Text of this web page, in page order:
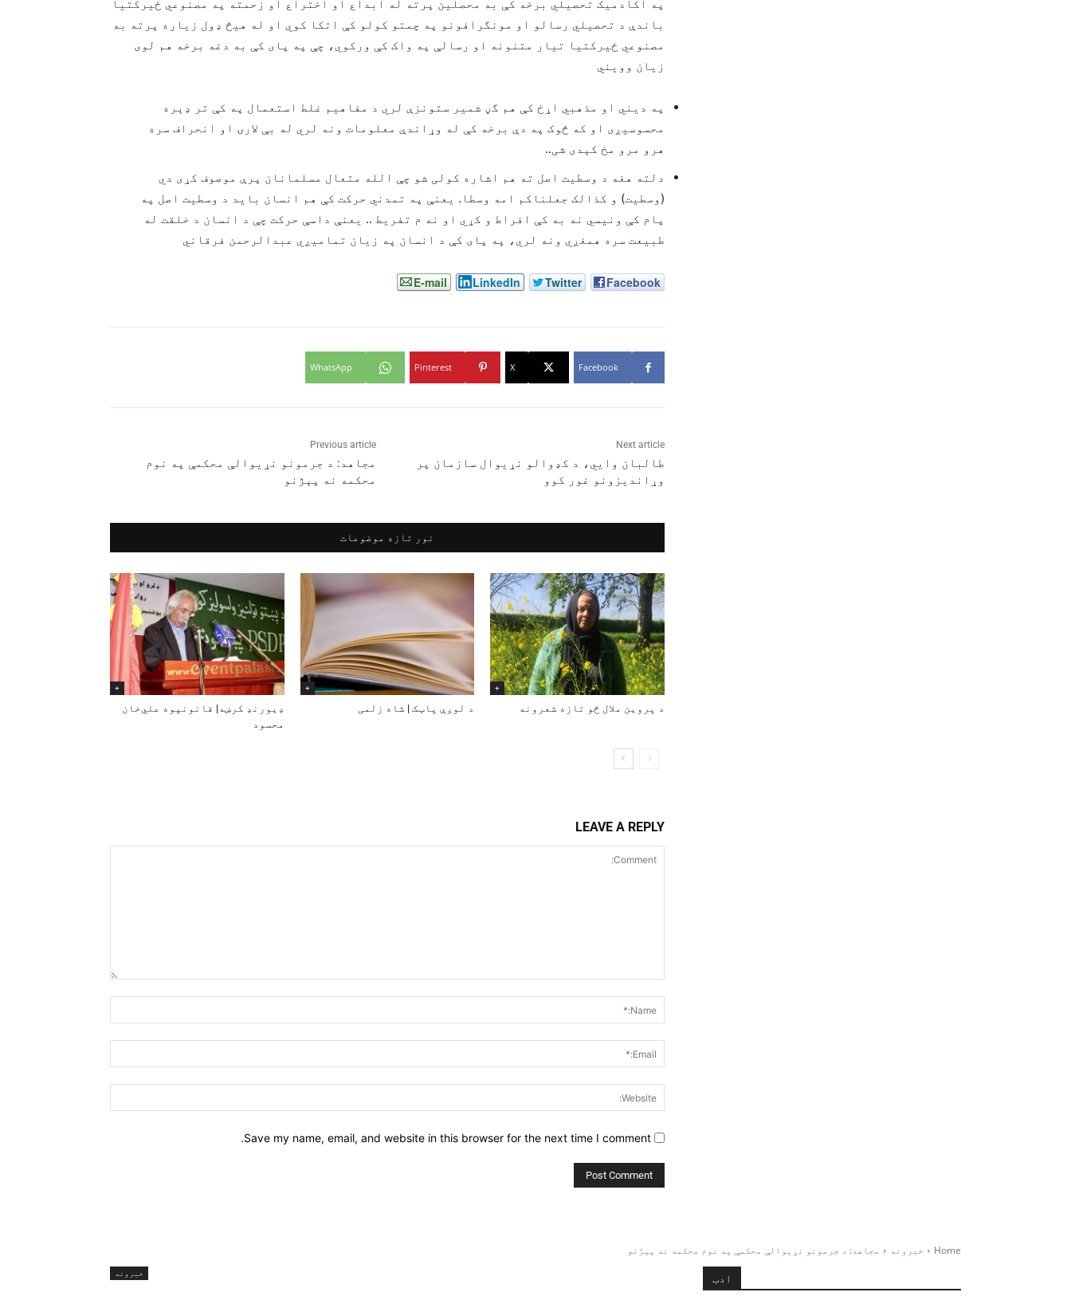
په اکادمیک تحصیلي برخه کې به محصلین پرته له ابداع او اختراع او زحمته په مصنوعي ځیرکتیا
باندې د تحصیلي رسالو او مونگرافونو په چمتو کولو کې اتکا کوي او له هیڅ ډول زیاره پرته به
مصنوعي ځیرکتیا تیار متنونه او رسالې په واک کې ورکوي، چې په پای کې به دغه برخه هم لوی
زیان وویني
په دیني او مذهبي اړخ کې هم گڼ شمیر ستونزې لري د مفاهیم غلط استعمال په کې تر ډېره
محسوسیږی او که څوک په دې برخه کې له وړاندې معلومات ونه لري له بې لارۍ او انحراف سره
هرو مرو مخ کېدی شی..
دلته هغه د وسطیت اصل ته هم اشاره کولی شو چې الله متعال مسلمانان پرې موصوف کړی دي
(وسطیت) و کذالک جعلناکم امه وسطا. یعنې په تمدني حرکت کې هم انسان باید د وسطیت اصل په
پام کې ونیسي نه به کې افراط و کړي او نه م تفریط .. یعنې داسې حرکت چې د انسان د خلقت له
طبیعت سره همغږي ونه لري، په پای کې د انسان په زیان تمامیږي عبدالرحمن فرقاني
Facebook
Twitter
LinkedIn
E-mail
Facebook
X
Pinterest
WhatsApp
Previous article
مجاهد: د جرمونو نړیوالې محکمې په نوم
محکمه نه پېژنو
Next article
طالبان وایي، د کډوالو نړیوال سازمان پر
وړاندیزونو غور کوو
نور تازه موضوعات
+
د پروین ملال څو تازه شعرونه
+
د لوږې پاټک | شاه زلمی
+
ډیورنډ کرښه| قانونپوه علي‌خان
محسود
LEAVE A REPLY
Save my name, email, and website in this browser for the next time I comment.